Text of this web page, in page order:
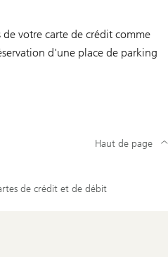
votre carte de crédit comme
d'une place de parking
de crédit et de débit
Haut de page